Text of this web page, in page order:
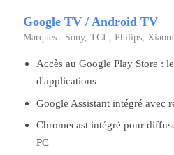
Google TV / Android TV
Marques : Sony, TCL, Philips,
Accès au Google Play Store :
d'applications
Google Assistant intégré avec
Chromecast intégré pour
PC